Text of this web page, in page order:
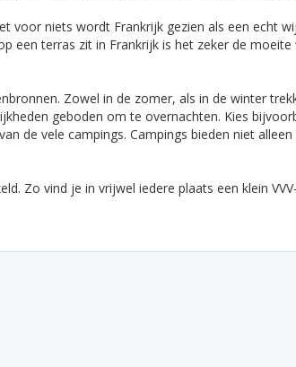
niets wordt Frankrijk gezien als een echt
een terras zit in Frankrijk is het zeker de
Zowel in de zomer, als in de winter
geboden om te overnachten. Kies
de vele campings. Campings bieden niet
Zo vind je in vrijwel iedere plaats een klein